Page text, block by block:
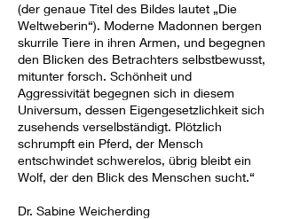
(der genaue Titel des Bildes lautet „Die
Weltweberin“). Moderne Madonnen bergen
skurrile Tiere in ihren Armen, und begegnen
den Blicken des Betrachters selbstbewusst,
mitunter forsch. Schönheit und
Aggressivität begegnen sich in diesem
Universum, dessen Eigengesetzlichkeit sich
zusehends verselbständigt. Plötzlich
schrumpft ein Pferd, der Mensch
entschwindet schwerelos, übrig bleibt ein
Wolf, der den Blick des Menschen sucht.“
Dr. Sabine Weicherding